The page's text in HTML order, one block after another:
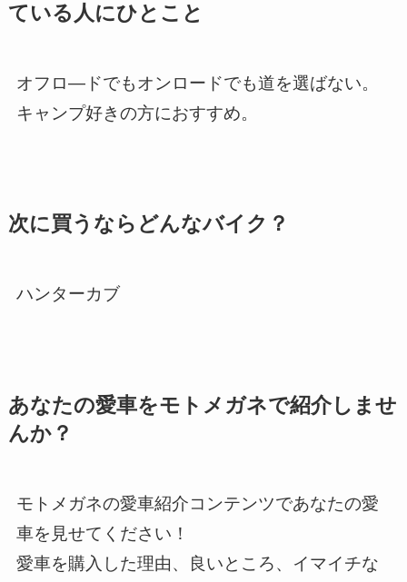
ている人にひとこと
オフロ―ドでもオンロードでも道を選ばない。
キャンプ好きの方におすすめ。
次に買うならどんなバイク？
ハンターカブ
あなたの愛車をモトメガネで紹介しませ
んか？
モトメガネの愛車紹介コンテンツであなたの愛
車を見せてください！
愛車を購入した理由、良いところ、イマイチな